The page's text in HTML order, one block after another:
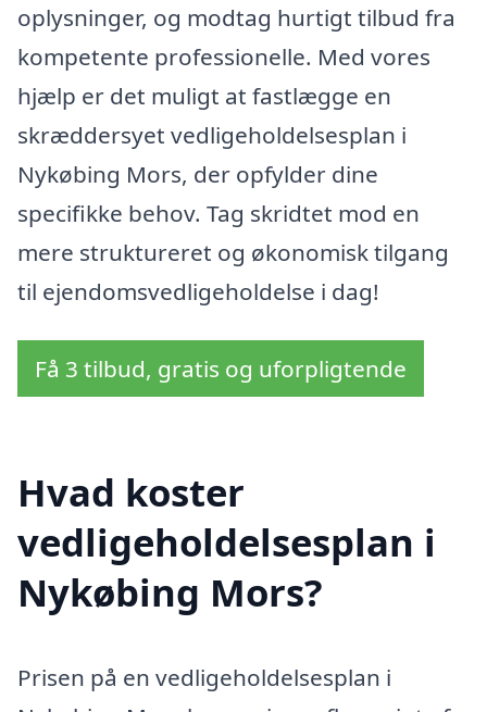
oplysninger, og modtag hurtigt tilbud fra
kompetente professionelle. Med vores
hjælp er det muligt at fastlægge en
skræddersyet vedligeholdelsesplan i
Nykøbing Mors, der opfylder dine
specifikke behov. Tag skridtet mod en
mere struktureret og økonomisk tilgang
til ejendomsvedligeholdelse i dag!
Få 3 tilbud, gratis og uforpligtende
Hvad koster
vedligeholdelsesplan i
Nykøbing Mors?
Prisen på en vedligeholdelsesplan i